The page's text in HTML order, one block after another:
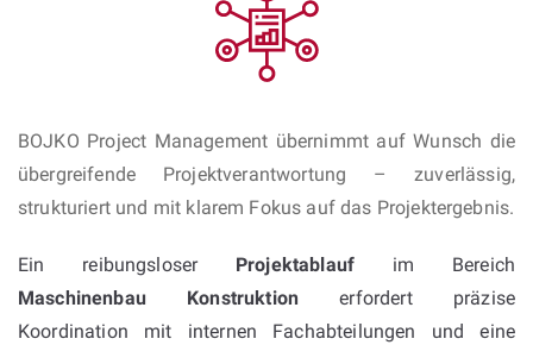
BOJKO Project Management übernimmt auf Wunsch die
übergreifende Projektverantwortung – zuverlässig,
strukturiert und mit klarem Fokus auf das Projektergebnis.
Ein reibungsloser Projektablauf im Bereich
Maschinenbau Konstruktion erfordert präzise
Koordination mit internen Fachabteilungen und eine